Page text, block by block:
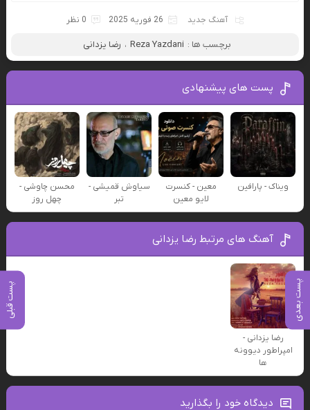
پست بعدی پست قبلی
آهنگ جدید 26 فوریه 2025 0 نظر
برچسب ها : Reza Yazdani ، رضا یزدانی
پست های پیشنهادی
ویناک - پارافین
معین - کنسرت
لایو معین
سیاوش قمیشی -
تبر
محسن چاوشی -
چهل روز
آهنگ های مرتبط رضا یزدانی
رضا یزدانی -
امپراطور دیوونه
ها
دیدگاه خود را بگذارید